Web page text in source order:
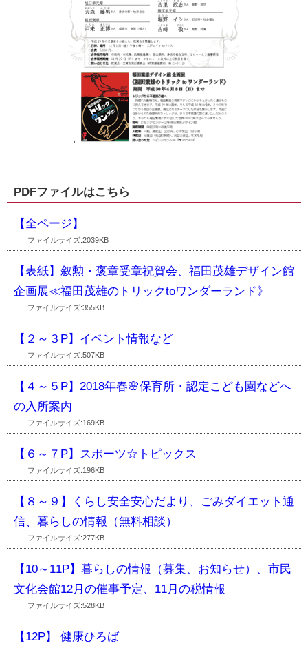
PDFファイルはこちら
【全ページ】
ファイルサイズ:2039KB
【表紙】叙勲・褒章受章祝賀会、福田茂雄デザイン館
企画展≪福田茂雄のトリックtoワンダーランド》
ファイルサイズ:355KB
【２～３P】イベント情報など
ファイルサイズ:507KB
【４～５P】2018年春🌸保育所・認定こども園などへ
の入所案内
ファイルサイズ:169KB
【６～７P】スポーツ☆トピックス
ファイルサイズ:196KB
【８～９】くらし安全安心だより、ごみダイエット通
信、暮らしの情報（無料相談）
ファイルサイズ:277KB
【10～11P】暮らしの情報（募集、お知らせ）、市民
文化会館12月の催事予定、11月の税情報
ファイルサイズ:528KB
【12P】 健康ひろば